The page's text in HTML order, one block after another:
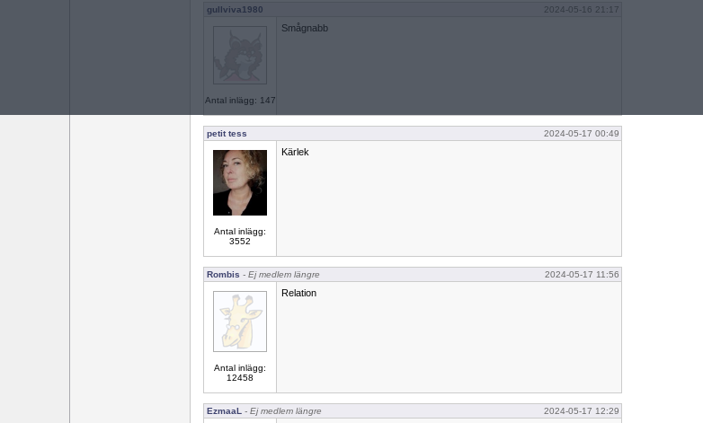
gullviva1980 2024-05-16 21:17
Antal inlägg: 147
Smågnabb
petit tess 2024-05-17 00:49
Antal inlägg:
3552
Kärlek
Rombis - Ej medlem längre 2024-05-17 11:56
Antal inlägg:
12458
Relation
EzmaaL - Ej medlem längre 2024-05-17 12:29